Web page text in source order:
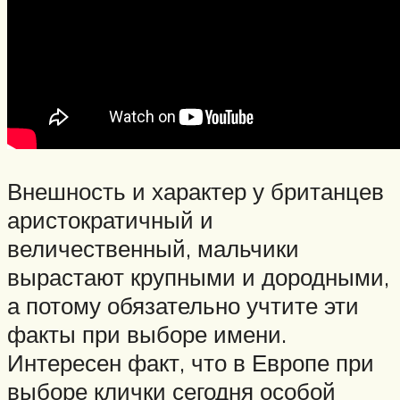
Внешность и характер у британцев
аристократичный и
величественный, мальчики
вырастают крупными и дородными,
а потому обязательно учтите эти
факты при выборе имени.
Интересен факт, что в Европе при
выборе клички сегодня особой